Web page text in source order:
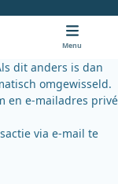
k
k
y
Menu
dit anders is dan
omgewisseld.
en e-mailadres privé
via e-mail te